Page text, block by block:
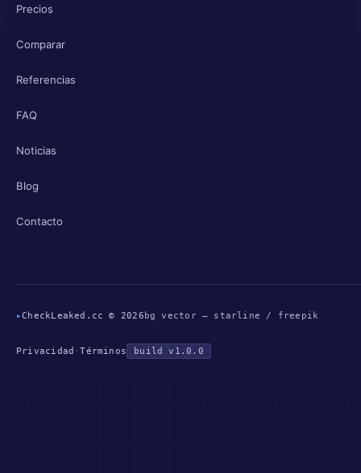
Precios
Comparar
Referencias
FAQ
Noticias
Blog
Contacto
▸CheckLeaked.cc © 2026 bg vector — starline / freepik
Privacidad ·Términos build v1.0.0